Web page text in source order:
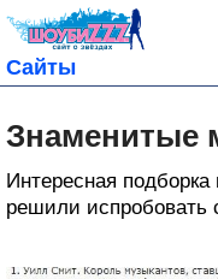
Сайты
Знаменитые
Интересная
решили испробовать